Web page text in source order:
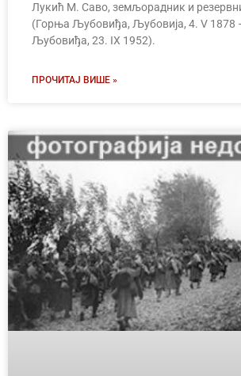
Лукић М. Саво, земљорадник и
(Горња Љубовиђа, Љубовија, 4. V 1878
Љубовиђа, 23. IX 1952).
ПРОЧИТАЈ ВИШЕ »